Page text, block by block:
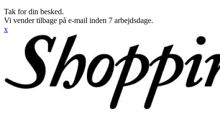
Tak for din besked.
Vi vender tilbage på e-mail inden 7 arbejdsdage.
x